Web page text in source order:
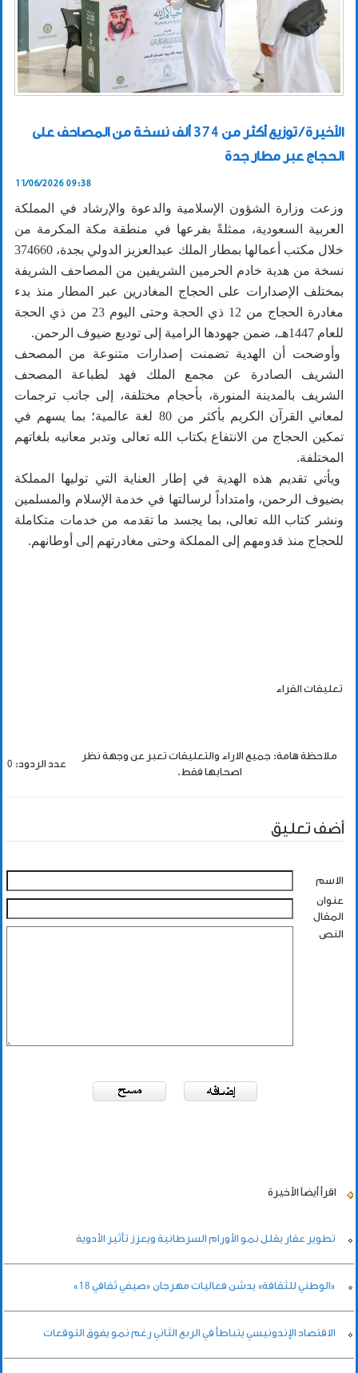
الأخيرة / توزيع أكثر من 374 ألف نسخة من المصاحف على
الحجاج عبر مطار جدة
11/06/2026 09:38
وزعت وزارة الشؤون الإسلامية والدعوة والإرشاد في المملكة
العربية السعودية، ممثلةً بفرعها في منطقة مكة المكرمة من
خلال مكتب أعمالها بمطار الملك عبدالعزيز الدولي بجدة، 374660
نسخة من هدية خادم الحرمين الشريفين من المصاحف الشريفة
بمختلف الإصدارات على الحجاج المغادرين عبر المطار منذ بدء
مغادرة الحجاج من 12 ذي الحجة وحتى اليوم 23 من ذي الحجة
للعام 1447هـ، ضمن جهودها الرامية إلى توديع ضيوف الرحمن.
وأوضحت أن الهدية تضمنت إصدارات متنوعة من المصحف
الشريف الصادرة عن مجمع الملك فهد لطباعة المصحف
الشريف بالمدينة المنورة، بأحجام مختلفة، إلى جانب ترجمات
لمعاني القرآن الكريم بأكثر من 80 لغة عالمية؛ بما يسهم في
تمكين الحجاج من الانتفاع بكتاب الله تعالى وتدبر معانيه بلغاتهم
المختلفة.
ويأتي تقديم هذه الهدية في إطار العناية التي توليها المملكة
بضيوف الرحمن، وامتداداً لرسالتها في خدمة الإسلام والمسلمين
ونشر كتاب الله تعالى، بما يجسد ما تقدمه من خدمات متكاملة
للحجاج منذ قدومهم إلى المملكة وحتى مغادرتهم إلى أوطانهم.
تعليقات القراء
ملاحظة هامة: جميع الاراء والتعليقات تعبر عن وجهة نظر
اصحابها فقط.
عدد الردود: 0
أضف تعليق
الاسم
عنوان
المقال
النص
اقرأ أيضاً الأخيرة
تطوير عقار يقلل نمو الأورام السرطانية ويعزز تأثير الأدوية
«الوطني للثقافة» يدشن فعاليات مهرجان «صيفي ثقافي 18»
الاقتصاد الإندونيسي يتباطأ في الربع الثاني رغم نمو يفوق التوقعات